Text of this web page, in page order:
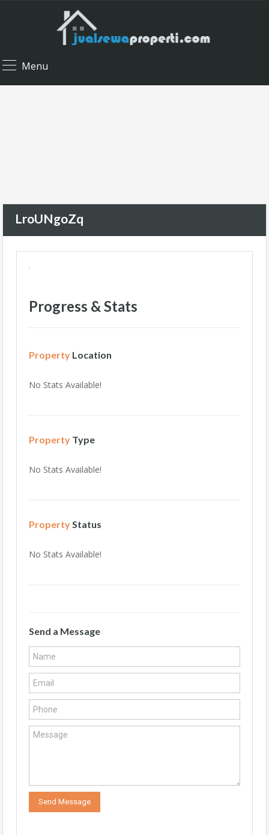
Menu
LroUNgoZq
Progress & Stats
Property Location
No Stats Available!
Property Type
No Stats Available!
Property Status
No Stats Available!
Send a Message